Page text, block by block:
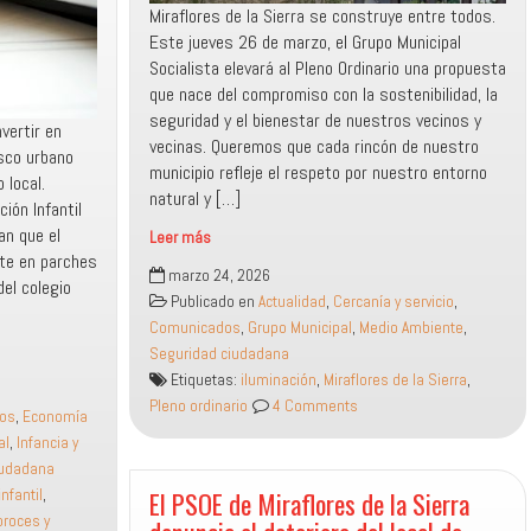
en
urbano
local.
Infantil
que el
en parches
colegio
, Economía
, Infancia y
,
y
Miraflores de la Sierra se construye entre todos.
Este jueves 26 de marzo, el Grupo Municipal
Socialista elevará al Pleno Ordinario una propuesta
que nace del compromiso con la sostenibilidad, la
seguridad y el bienestar de nuestros vecinos y
vecinas. Queremos que cada rincón de nuestro
municipio refleje el respeto por nuestro entorno
natural y […]
Leer más
Luz
más
eficiente
y
segura
para
nuestro
entorno:
Moción
para
la
marzo 24, 2026
Publicado en Actualidad, Cercanía y servicio,
Comunicados, Grupo Municipal, Medio Ambiente,
Seguridad ciudadana
Etiquetas: iluminación, Miraflores de la Sierra,
Pleno ordinario
4 Comments
El PSOE de Miraflores de la Sierra